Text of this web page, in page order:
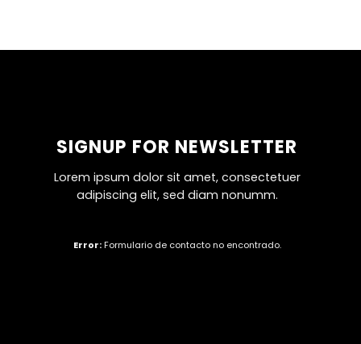
SIGNUP FOR NEWSLETTER
Lorem ipsum dolor sit amet, consectetuer
adipiscing elit, sed diam nonumm.
Error:Formulario de contacto no encontrado.